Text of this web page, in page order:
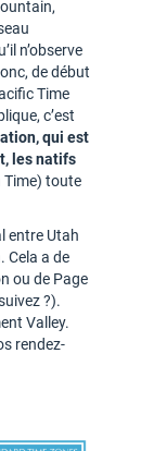
n’observe
de début
Time
c’est
qui est
les natifs
toute
entre Utah
Cela a de
ou de Page
?).
Valley.
rendez-